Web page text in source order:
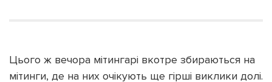
Цього ж вечора мітингарі вкотре збираються на
мітинги, де на них очікують ще гірші виклики долі.